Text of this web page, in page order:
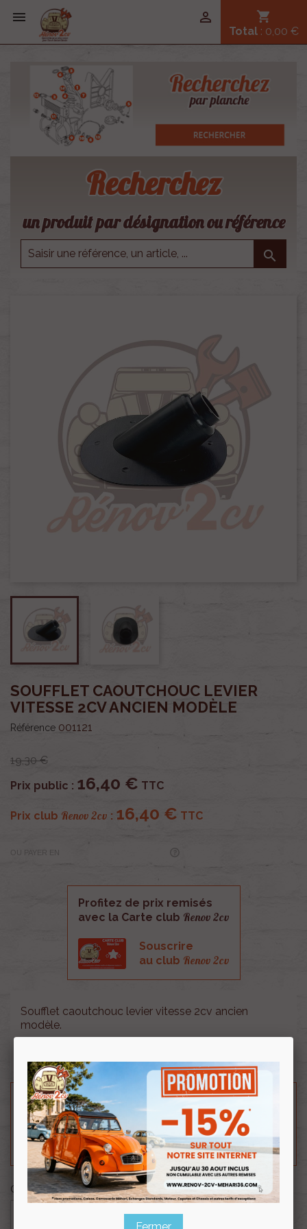
 shopping_cart
Total : 0,00 €

Recherchez
un produit par désignation ou référence

SOUFFLET CAOUTCHOUC LEVIER
VITESSE 2CV ANCIEN MODÈLE
Référence 001121
19,30 €
Prix public : 16,40 € TTC
Prix club Renov 2cv : 16,40 € TTC
OU PAYER EN
Profitez de prix remisés
avec la Carte club Renov 2cv
Souscrire
au club Renov 2cv
Soufflet caoutchouc levier vitesse 2cv ancien
modèle.
Besoin d'un renseignement technique sur le produit
? N'hésitez pas à contacter notre service
technique au0254 277 154
ou par mail à
renov2cv.technique@gmail.com.
Quantité
AJOUTER AU PANIER